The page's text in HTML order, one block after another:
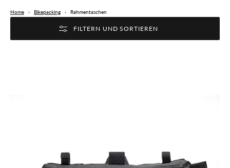
Home › Bikepacking › Rahmentaschen
FILTERN UND SORTIEREN